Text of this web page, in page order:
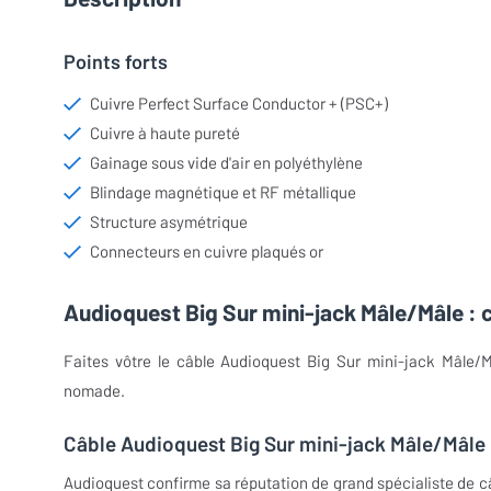
Points forts
Cuivre Perfect Surface Conductor + (PSC+)
Cuivre à haute pureté
Gainage sous vide d'air en polyéthylène
Blindage magnétique et RF métallique
Structure asymétrique
Connecteurs en cuivre plaqués or
Audioquest Big Sur mini-jack Mâle/Mâle
Faites vôtre le câble Audioquest Big Sur mini-jack
nomade.
Câble Audioquest Big Sur mini-jack Mâle/
Audioquest confirme sa réputation de grand spécialiste de